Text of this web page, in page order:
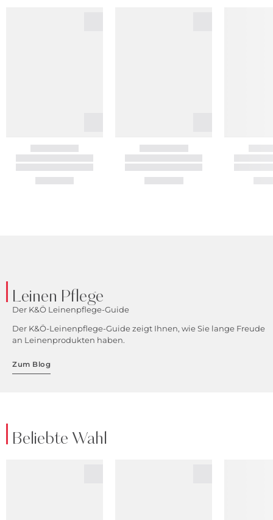
Leinen Pflege
Der K&Ö Leinenpflege-Guide
Der K&Ö-Leinenpflege-Guide zeigt Ihnen, wie Sie lange Freude
an Leinenprodukten haben.
Zum Blog
Beliebte Wahl